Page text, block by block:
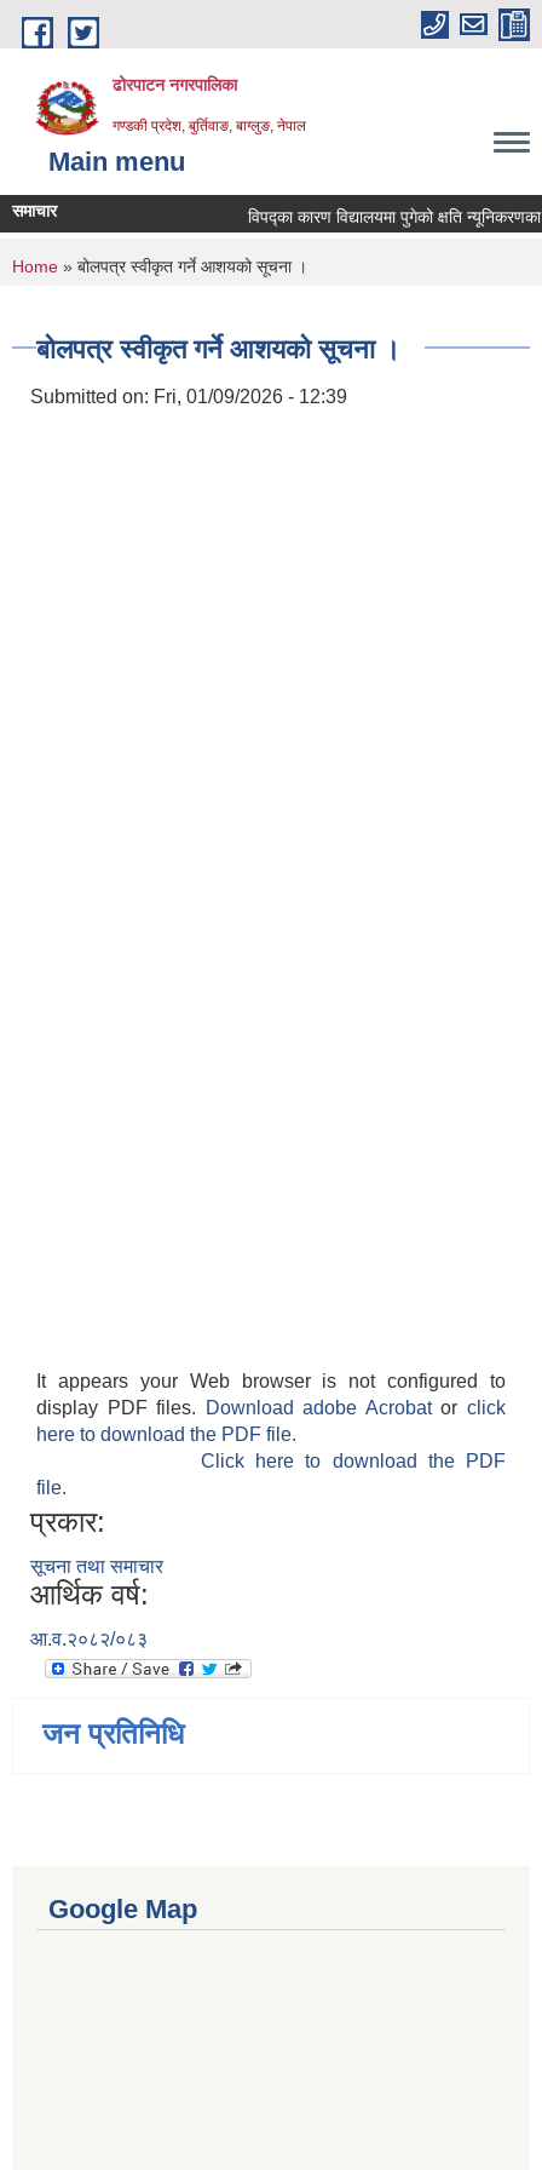
Skip to main content
ढोरपाटन नगरपालिका
गण्डकी प्रदेश, बुर्तिवाङ, बाग्लुङ, नेपाल
Main menu
समाचार विपद्का कारण विद्यालयमा पुगेको क्षति न्यूनिकरणका
You are here
Home » बोलपत्र स्वीकृत गर्ने आशयको सूचना ।
बोलपत्र स्वीकृत गर्ने आशयको सूचना ।
Submitted on: Fri, 01/09/2026 - 12:39
It appears your Web browser is not configured to
display PDF files.
Download adobe Acrobatorclick
here to download the PDF file.
Click here to download the PDF
file.
प्रकार:
सूचना तथा समाचार
आर्थिक वर्ष:
आ.व.२०८२/०८३
जन प्रतिनिधि
Google Map